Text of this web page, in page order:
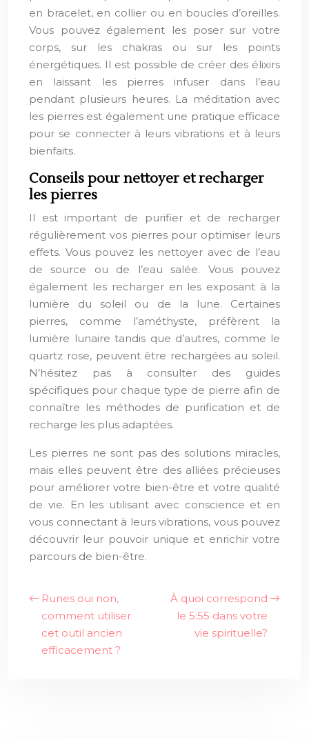
en bracelet, en collier ou en boucles d’oreilles.
Vous pouvez également les poser sur votre
corps, sur les chakras ou sur les points
énergétiques. Il est possible de créer des élixirs
en laissant les pierres infuser dans l’eau
pendant plusieurs heures. La méditation avec
les pierres est également une pratique efficace
pour se connecter à leurs vibrations et à leurs
bienfaits.
Conseils pour nettoyer et recharger
les pierres
Il est important de purifier et de recharger
régulièrement vos pierres pour optimiser leurs
effets. Vous pouvez les nettoyer avec de l’eau
de source ou de l’eau salée. Vous pouvez
également les recharger en les exposant à la
lumière du soleil ou de la lune. Certaines
pierres, comme l’améthyste, préfèrent la
lumière lunaire tandis que d’autres, comme le
quartz rose, peuvent être rechargées au soleil.
N’hésitez pas à consulter des guides
spécifiques pour chaque type de pierre afin de
connaître les méthodes de purification et de
recharge les plus adaptées.
Les pierres ne sont pas des solutions miracles,
mais elles peuvent être des alliées précieuses
pour améliorer votre bien-être et votre qualité
de vie. En les utilisant avec conscience et en
vous connectant à leurs vibrations, vous pouvez
découvrir leur pouvoir unique et enrichir votre
parcours de bien-être.
Runes oui non,
comment utiliser
cet outil ancien
efficacement ?
À quoi correspond
le 5:55 dans votre
vie spirituelle?